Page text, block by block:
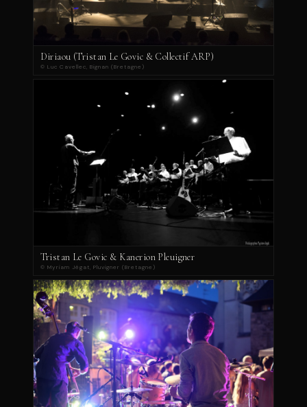
Diriaou (Tristan Le Govic & Collectif ARP)
© Luc Cavellec, Bignan (Bretagne)
Tristan Le Govic & Kanerion Pleuigner
© Myriam Jégat, Pluvigner (Bretagne)